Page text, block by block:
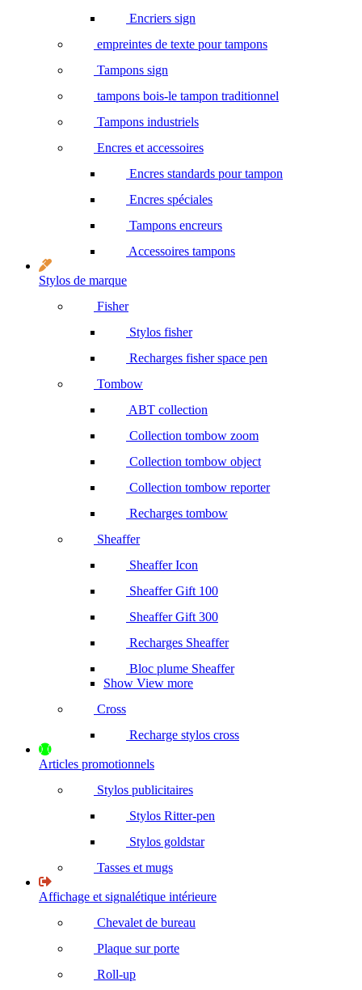
Encriers sign
empreintes de texte pour tampons
Tampons sign
tampons bois-le tampon traditionnel
Tampons industriels
Encres et accessoires
Encres standards pour tampon
Encres spéciales
Tampons encreurs
Accessoires tampons
Stylos de marque
Fisher
Stylos fisher
Recharges fisher space pen
Tombow
ABT collection
Collection tombow zoom
Collection tombow object
Collection tombow reporter
Recharges tombow
Sheaffer
Sheaffer Icon
Sheaffer Gift 100
Sheaffer Gift 300
Recharges Sheaffer
Bloc plume Sheaffer
Show View more
Cross
Recharge stylos cross
Articles promotionnels
Stylos publicitaires
Stylos Ritter-pen
Stylos goldstar
Tasses et mugs
Affichage et signalétique intérieure
Chevalet de bureau
Plaque sur porte
Roll-up